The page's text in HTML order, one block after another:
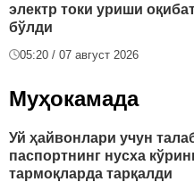
электр токи уриши
бўлди
05:20 / 07 август 2026
Муҳокамада
Уй ҳайвонлари учун
паспортнинг нусха
тармоқларда тарқалди